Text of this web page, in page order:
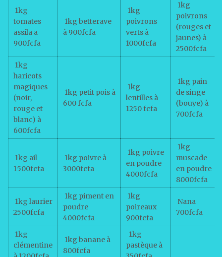
1kg
tomates
assila a
900fcfa
1kg betterave
à 900fcfa
1kg
poivrons
verts à
1000fcfa
1kg
poivrons
(rouges et
jaunes) à
2500fcfa
1kg
haricots
magiques
(noir,
rouge et
blanc) à
600fcfa
1kg petit pois à
600 fcfa
1kg
lentilles à
1250 fcfa
1kg pain
de singe
(bouye) à
700fcfa
1kg ail
1500fcfa
1kg poivre à
3000fcfa
1kg poivre
en poudre
4000fcfa
1kg
muscade
en poudre
8000fcfa
1kg laurier
2500fcfa
1kg piment en
poudre
4000fcfa
1kg
poireaux
900fcfa
Nana
700fcfa
1kg
clémentine
1kg banane à
800fcfa
1kg
pastèque à